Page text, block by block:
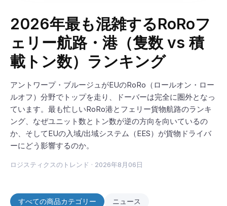
2026年最も混雑するRoRoフ
ェリー航路・港（隻数 vs 積
載トン数）ランキング
アントワープ・ブルージュがEUのRoRo（ロールオン・ロー
ルオフ）分野でトップを走り、ドーバーは完全に圏外となっ
ています。最も忙しいRoRo港とフェリー貨物航路のランキ
ング、なぜユニット数とトン数が逆の方向を向いているの
か、そしてEUの入域/出域システム（EES）が貨物ドライバ
ーにどう影響するのか。
ロジスティクスのトレンド · 2026年8月06日
すべての商品カテゴリー
ニュース